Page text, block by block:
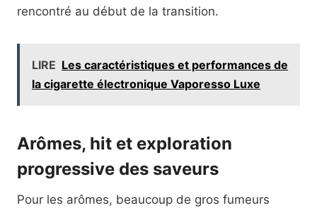
rencontré au début de la transition.
LIRE Les caractéristiques et performances de
la cigarette électronique Vaporesso Luxe
Arômes, hit et exploration
progressive des saveurs
Pour les arômes, beaucoup de gros fumeurs